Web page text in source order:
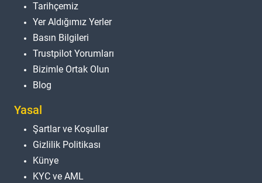
Tarihçemiz
Yer Aldığımız Yerler
Basın Bilgileri
Trustpilot Yorumları
Bizimle Ortak Olun
Blog
Yasal
Şartlar ve Koşullar
Gizlilik Politikası
Künye
KYC ve AML